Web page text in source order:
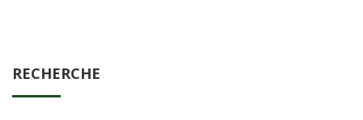
RECHERCHE